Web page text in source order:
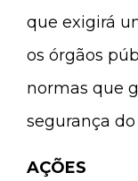
que exigirá
os órgãos
normas que
segurança do
AÇÕES